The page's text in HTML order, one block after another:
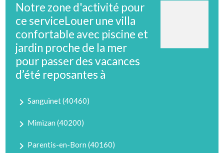
Notre zone d'activité pour
ce serviceLouer une villa
confortable avec piscine et
jardin proche de la mer
pour passer des vacances
d’été reposantes à
navigate_nextSanguinet (40460)
navigate_next Mimizan (40200)
navigate_next Parentis-en-Born (40160)